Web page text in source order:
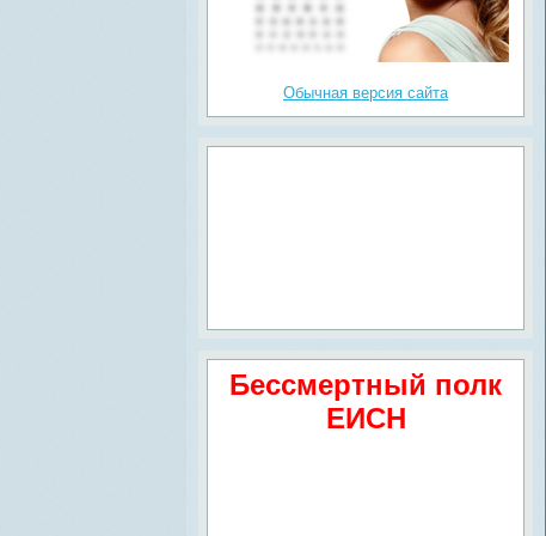
Обычная версия сайта
Бессмертный полк
ЕИСН